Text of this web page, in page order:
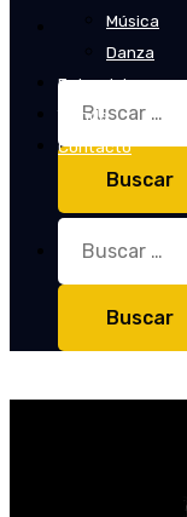
Buscar:
Música
Danza
Entrevistas
Tienda
Contacto
Buscar: